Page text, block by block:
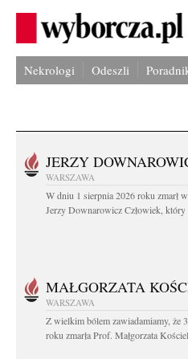
Nekrologi Odeszli
JERZY
WARSZAWA
W dniu 1 sierpnia 2026 roku zmarł
Jerzy Downarowicz Człowiek, który
MAŁGORZATA
WARSZAWA
Z wielkim bólem zawiadamiamy, że
roku zmarła Prof. Małgorzata